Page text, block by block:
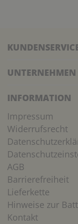
UNTERNEHMEN
INFORMATION
Impressum
Widerrufsrecht
AGB
Barrierefreiheit
Lieferkette
Hinweise zur
Kontakt